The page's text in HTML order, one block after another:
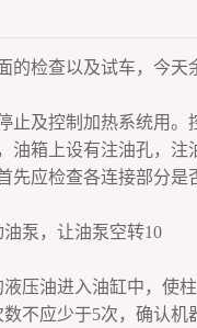
的检查以及试车，今天
及控制加热系统用
箱上设有注油孔，注
应检查各连接部分是
泵，让油泵空转10
油进入油缸中，使柱
应少于5次，确认机